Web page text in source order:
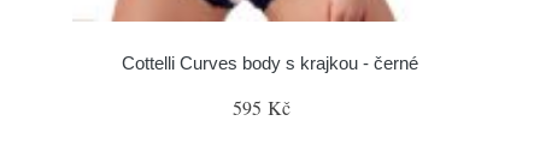
Cottelli Curves body s krajkou - černé
595 Kč